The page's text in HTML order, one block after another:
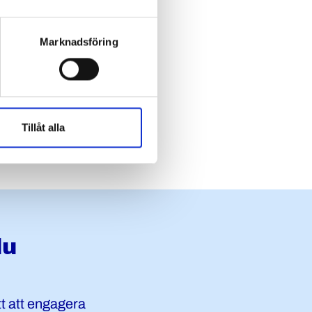
Marknadsföring
Tillåt alla
är ett
någon
vi är med
att engagera